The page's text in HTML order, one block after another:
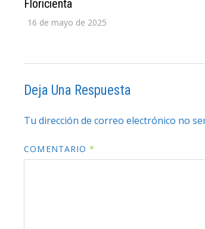
Floricienta
16 de mayo de 2025
Deja Una Respuesta
Tu dirección de correo electrónico no
COMENTARIO*